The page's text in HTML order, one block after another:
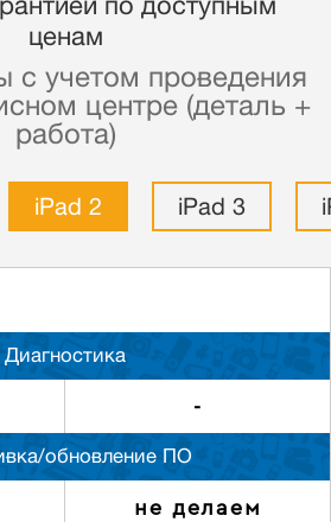
по доступным
ценам
с учетом проведения
центре (деталь +
работа)
iPad 2 iPad 3
Диагностика
-
обновление ПО
не делаем